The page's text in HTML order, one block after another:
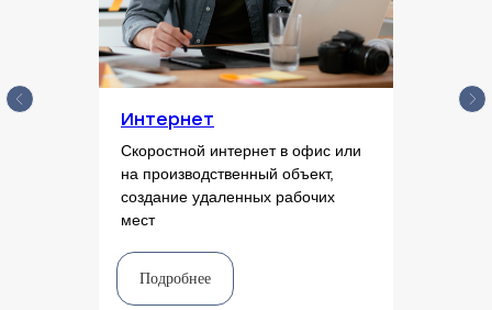
Интернет
Скоростной интернет в офис или
на производственный объект,
создание удаленных рабочих
мест
Подробнее